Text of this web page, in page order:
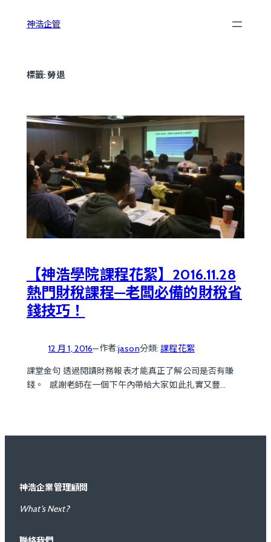
神浩企管
標籤: 勞退
【神浩學院課程花絮】2016.11.28
熱門財稅課程—老闆必備的財稅省
錢技巧！
12 月 1, 2016—作者:jason分類:課程花絮
課堂金句 透過閱讀財務報表才能真正了解公司是否有賺
錢。 感謝老師在一個下午內帶給大家如此扎實又豐…
神浩企業管理顧問
What’s Next?